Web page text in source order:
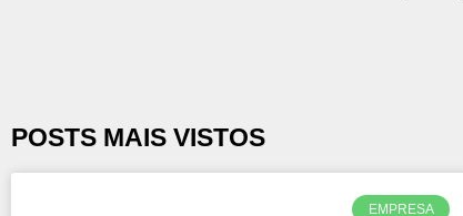
POSTS MAIS VISTOS
EMPRESA